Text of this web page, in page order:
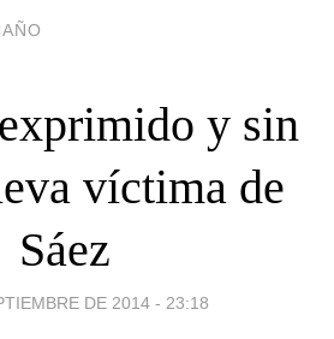
y sin
víctima de
Sáez
DE 2014 - 23:18